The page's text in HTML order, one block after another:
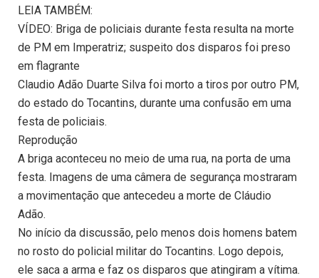
LEIA TAMBÉM:
VÍDEO: Briga de policiais durante festa resulta na morte
de PM em Imperatriz; suspeito dos disparos foi preso
em flagrante
Claudio Adão Duarte Silva foi morto a tiros por outro PM,
do estado do Tocantins, durante uma confusão em uma
festa de policiais.
Reprodução
A briga aconteceu no meio de uma rua, na porta de uma
festa. Imagens de uma câmera de segurança mostraram
a movimentação que antecedeu a morte de Cláudio
Adão.
No início da discussão, pelo menos dois homens batem
no rosto do policial militar do Tocantins. Logo depois,
ele saca a arma e faz os disparos que atingiram a vítima.